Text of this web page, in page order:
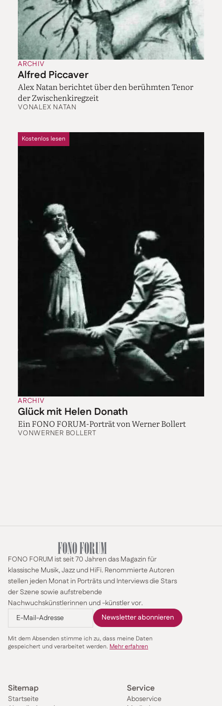
ARCHIV
Alfred Piccaver
Alex Natan berichtet über den berühmten Tenor
der Zwischenkiregzeit
VONALEX NATAN
ARCHIV
Glück mit Helen Donath
Ein FONO FORUM-Porträt von Werner Bollert
VONWERNER BOLLERT
Kostenlos lesen
FONO FORUM ist seit 70 Jahren das Magazin für
klassische Musik, Jazz und HiFi. Renommierte Autoren
stellen jeden Monat in Porträts und Interviews die Stars
der Szene sowie aufstrebende
Nachwuchskünstlerinnen und -künstler vor.
Mit dem Absenden stimme ich zu, dass meine Daten
gespeichert und verarbeitet werden. Mehr erfahren
Sitemap
Startseite
Service
Aboservice